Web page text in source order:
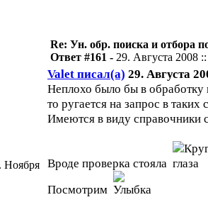
Ноября
Re: Ун. обр. поиска и отбора
Ответ #161 - 29. Августа 2008
Valet писал(а) 29. Августа
Неплохо было бы в обработку
то ругается на запрос в таких
Имеются в виду справочники
Вроде проверка стояла
Посмотрим